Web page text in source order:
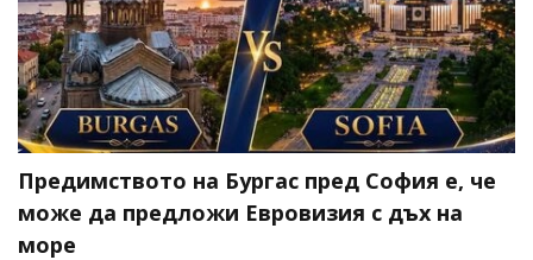
Предимството на Бургас пред София е, че
може да предложи Евровизия с дъх на
море